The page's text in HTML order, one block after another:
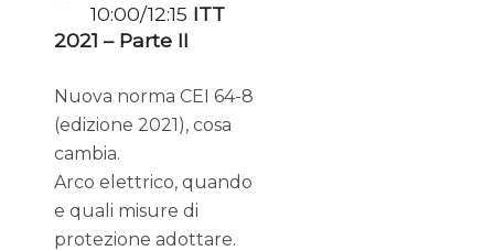
10:00/12:15 ITT
2021 – Parte II
Nuova norma CEI 64-8
(edizione 2021), cosa
cambia.
Arco elettrico, quando
e quali misure di
protezione adottare.